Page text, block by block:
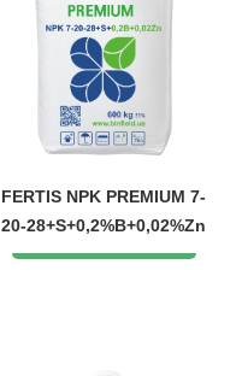
FERTIS NPK PREMIUM 7-
20-28+S+0,2%B+0,02%Zn